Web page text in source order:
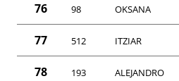
76 98 OKSANA
77 512 ITZIAR
78 193 ALEJANDRO